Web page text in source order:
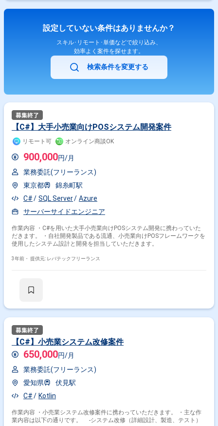
設定していない条件はありませんか？
スキル･リモート･単価などで絞り込み、
効率よく案件を探せます。
検索条件を変更する
【C#】大手小売業向けPOSシステム開発案件
リモート可 オンライン商談OK
900,000円/月
業務委託(フリーランス)
東京都
錦糸町駅
C#
SQL Server
Azure
サーバーサイドエンジニア
作業内容 ・C#を用いた大手小売業向けPOSシステム開発に携わっていた
だきます。 ・自社開発製品である流通、小売業向けPOSフレームワークを
使用したシステム設計と開発を担当していただきます。
3年前・ 提供元: レバテックフリーランス
【C#】小売業システム改修案件
650,000円/月
業務委託(フリーランス)
愛知県
伏見駅
C#
Kotlin
作業内容 ・小売業システム改修案件に携わっていただきます。 ・主な作
業内容は以下の通りです。 -システム改修（詳細設計、製造、テスト）